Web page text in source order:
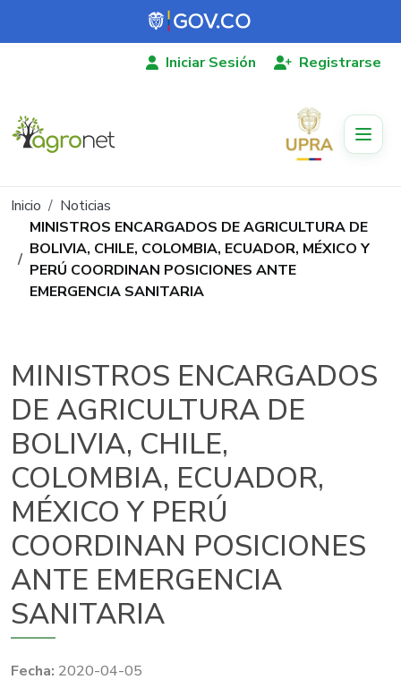
Pasar al contenido principal
Iniciar Sesión Registrarse
Ruta de navegación
Inicio
Noticias
MINISTROS ENCARGADOS DE AGRICULTURA DE
BOLIVIA, CHILE, COLOMBIA, ECUADOR, MÉXICO Y
PERÚ COORDINAN POSICIONES ANTE
EMERGENCIA SANITARIA
MINISTROS ENCARGADOS
DE AGRICULTURA DE
BOLIVIA, CHILE,
COLOMBIA, ECUADOR,
MÉXICO Y PERÚ
COORDINAN POSICIONES
ANTE EMERGENCIA
SANITARIA
2020-04-05